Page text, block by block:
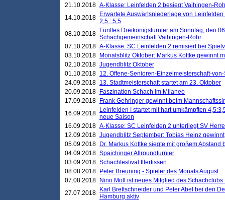
21.10.2018 A-Klasse: Leinfelden 2 besiegt Vaihingen-
14.10.2018
Erwartete Auswärtsniederlage von
2,5 : 5,5
08.10.2018
Fünftes Dreikönigsturnier am Sonntag, den
Schachgemeinschaft Vaihingen-Rohr
07.10.2018 A-Klasse: SC Leinfelden 2 remisiert bei
03.10.2018
Monatsblitz Oktober: Markus Kottke gewinnt
02.10.2018 Jugendblitz Oktober
01.10.2018 12. Offene-Senioren-Einzelmeisterschaft-
24.09.2018 13. Stadtmeisterschaft startet am 23. Oktober
20.09.2018
Faszination Schach im Milaneo
17.09.2018
Frank Gehringer gewinnt beim
16.09.2018
Leinfelden I startet mit hart umkämpften
neue Saison
16.09.2018 A-Klasse: SC Leinfelden 2 unterliegt SV
12.09.2018 Jugendblitz September: Tobias Heinz gewinnt
05.09.2018
Dr. Markus Kottke siegte mit großem
04.09.2018 Spaichinger Allroundturnier
03.09.2018 Schachfestival Illertissen
08.08.2018
Peter Breuning - Spieler des Monats August
07.08.2018
Nino Moll ist neues Mitglied des
27.07.2018
Karl Brettschneider und Peter Abel bei den
Hamburg aktiv